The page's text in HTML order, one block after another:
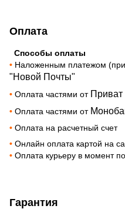
Оплата
Способы оплаты
• Наложенным платежом
"Новой Почты"
• Оплата частями от Приват
• Оплата частями от
• Оплата на расчетный счет
• Онлайн оплата картой на
• Оплата курьеру в момент
Гарантия